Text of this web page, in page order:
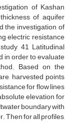
of Kashan
of aquifer
the investigation of
electric resistance
41 Latitudinal
in order to evaluate
Based on the
harvested points
for flow lines
elevation for
boundary with
Then for all profiles,